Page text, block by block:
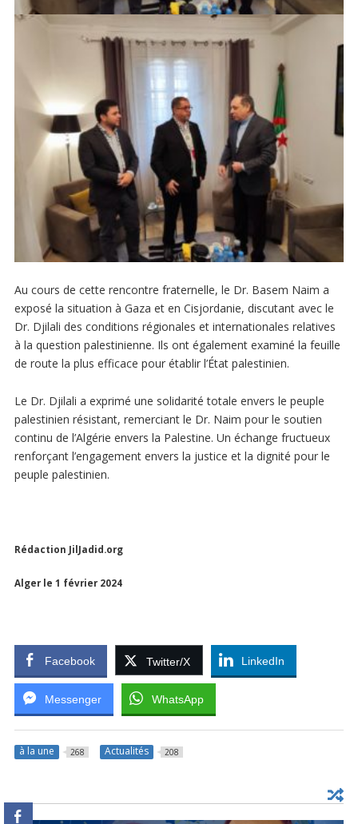
Au cours de cette rencontre fraternelle, le Dr. Basem Naim a
exposé la situation à Gaza et en Cisjordanie, discutant avec le
Dr. Djilali des conditions régionales et internationales relatives
à la question palestinienne. Ils ont également examiné la feuille
de route la plus efficace pour établir l’État palestinien.
Le Dr. Djilali a exprimé une solidarité totale envers le peuple
palestinien résistant, remerciant le Dr. Naim pour le soutien
continu de l’Algérie envers la Palestine. Un échange fructueux
renforçant l’engagement envers la justice et la dignité pour le
peuple palestinien.
Rédaction JilJadid.org
Alger le 1 février 2024
Facebook Twitter/X LinkedIn
Messenger WhatsApp
à la une 268 Actualités 208